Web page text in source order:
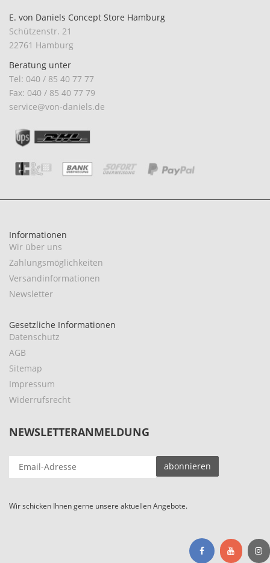
E. von Daniels Concept Store Hamburg
Schützenstr. 21
22761 Hamburg
Beratung unter
Tel: 040 / 85 40 77 77
Fax: 040 / 85 40 77 79
service@von-daniels.de
Informationen
Wir über uns
Zahlungsmöglichkeiten
Versandinformationen
Newsletter
Gesetzliche Informationen
Datenschutz
AGB
Sitemap
Impressum
Widerrufsrecht
NEWSLETTERANMELDUNG
EMAIL-
ADRESSE
abonnieren
Wir schicken Ihnen gerne unsere aktuellen Angebote.